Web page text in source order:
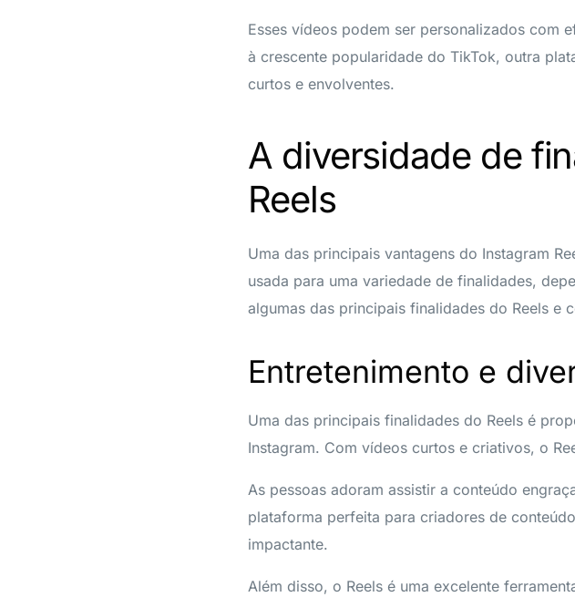
Esses vídeos podem ser personalizados com
à crescente popularidade do TikTok, outra
curtos e envolventes.
A diversidade de
Reels
Uma das principais vantagens do Instagram
usada para uma variedade de finalidades,
algumas das principais finalidades do Reels e
Entretenimento e
Uma das principais finalidades do Reels é
Instagram. Com vídeos curtos e criativos, o
As pessoas adoram assistir a conteúdo
plataforma perfeita para criadores de
impactante.
Além disso, o Reels é uma excelente